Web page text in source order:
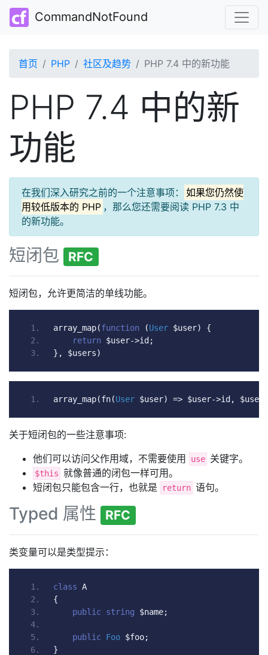
CommandNotFound
首页 PHP 社区及趋势 PHP 7.4 中的新功能
PHP 7.4 中的新
功能
在我们深入研究之前的一个注意事项：
如果您仍然使
用较低版本的 PHP ，那么您还需要阅读 PHP 7.3 中
的新功能。
短闭包 RFC
短闭包，允许更简洁的单线功能。
array_map(function (User $user)
{
return $user->id ;
},
$users)
array_map(fn(User $user) => $user->id , $users
关于短闭包的一些注意事项:
他们可以访问父作用域，不需要使用
use 关键字。
$this 就像普通的闭包一样可用。
短闭包只能包含一行，也就是
return 语句。
Typed 属性 RFC
类变量可以是类型提示：
class A
{
public string $name;
public Foo $foo;
}